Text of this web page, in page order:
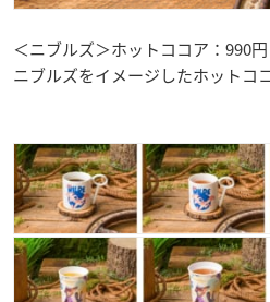
＜ニブルズ＞ホットココア：990円
ニブルズをイメージしたホットコ